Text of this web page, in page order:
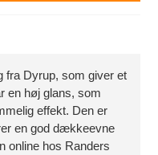
fra Dyrup, som giver et
en høj glans, som
effekt. Den er
en god dækkeevne
online hos Randers